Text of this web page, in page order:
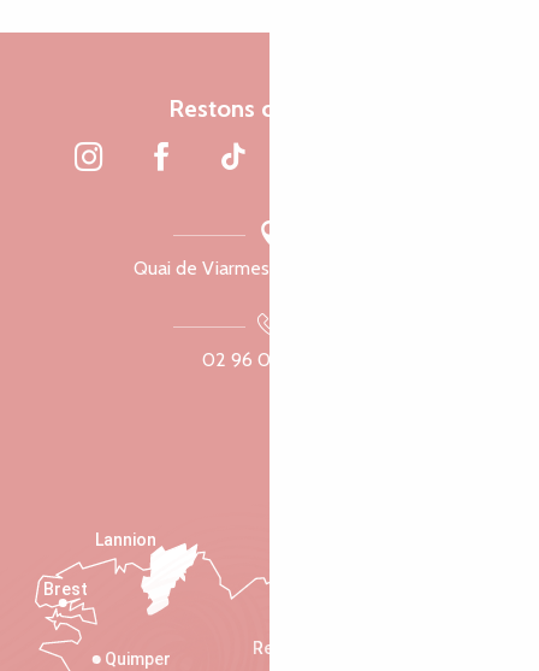
Restons connectés
Quai de Viarmes, 22300 Lannion
02 96 05 60 70
Rennes
Quimper
Lannion
Brest